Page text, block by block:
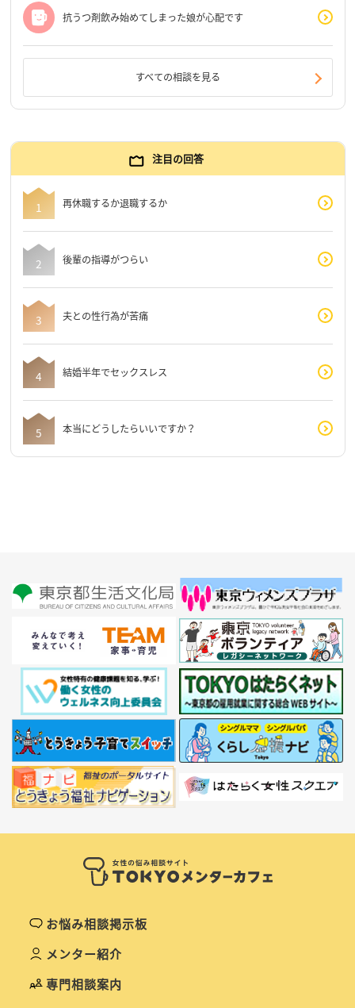
抗うつ剤飲み始めてしまった娘が心配です
すべての相談を見る
注目の回答
再休職するか退職するか
後輩の指導がつらい
夫との性行為が苦痛
結婚半年でセックスレス
本当にどうしたらいいですか？
お悩み相談掲示板
メンター紹介
専門相談案内